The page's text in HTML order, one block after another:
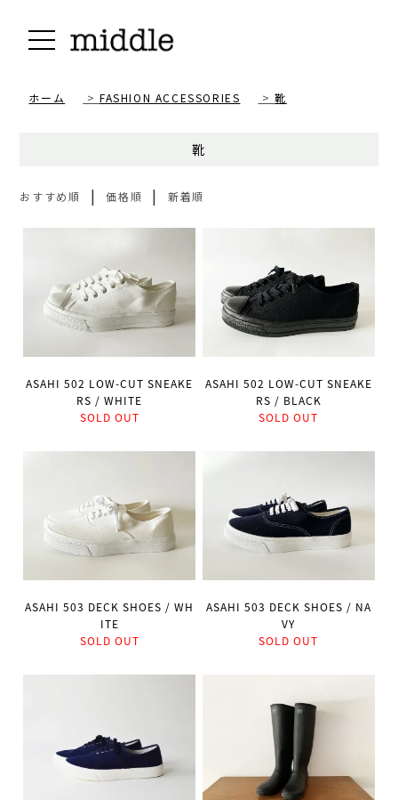
ホーム >FASHION ACCESSORIES >靴
靴
おすすめ順 |価格順 |新着順
ASAHI 502 LOW-CUT SNEAKE
RS / WHITE
SOLD OUT
ASAHI 502 LOW-CUT SNEAKE
RS / BLACK
SOLD OUT
ASAHI 503 DECK SHOES / WH
ITE
SOLD OUT
ASAHI 503 DECK SHOES / NA
VY
SOLD OUT